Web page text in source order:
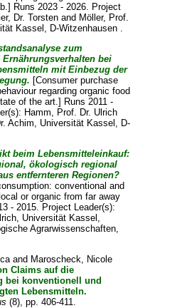
Runs 2023 - 2026. Project
Dr. Torstenand Möller, Prof.
Kassel, D-Witzenhausen .
zum
Ernährungsverhalten bei
mit Einbezug der
[Consumer purchase
regarding organic food
of the art.] Runs 2011 -
Hamm, Prof. Dr. Ulrich
Achim, Universität Kassel, D-
beim Lebensmitteleinkauf:
ökologisch regional
entfernteren Regionen?
conventional and
or organic from far away
- 2015. Project Leader(s):
, Universität Kassel,
Agrarwissenschaften,
and Maroscheck, Nicole
Claims auf die
bei konventionell und
Lebensmitteln.
(8), pp. 406-411.